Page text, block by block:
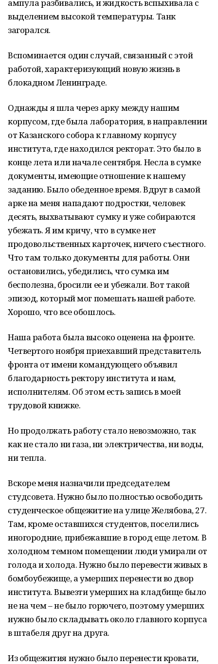
ампула разбивались, и жидкость вспыхивала с
выделением высокой температуры. Танк
загорался.
Вспоминается один случай, связанный с этой
работой, характеризующий новую жизнь в
блокадном Ленинграде.
Однажды я шла через арку между нашим
корпусом, где была лаборатория, в направлении
от Казанского собора к главному корпусу
института, где находился ректорат. Это было в
конце лета или начале сентября. Несла в сумке
документы, имеющие отношение к нашему
заданию. Было обеденное время. Вдруг в самой
арке на меня нападают подростки, человек
десять, выхватывают сумку и уже собираются
убежать. Я им кричу, что в сумке нет
продовольственных карточек, ничего съестного.
Что там только документы для работы. Они
остановились, убедились, что сумка им
бесполезна, бросили ее и убежали. Вот такой
эпизод, который мог помешать нашей работе.
Хорошо, что все обошлось.
Наша работа была высоко оценена на фронте.
Четвертого ноября приехавший представитель
фронта от имени командующего объявил
благодарность ректору института и нам,
исполнителям. Об этом есть запись в моей
трудовой книжке.
Но продолжать работу стало невозможно, так
как не стало ни газа, ни электричества, ни воды,
ни тепла.
Вскоре меня назначили председателем
студсовета. Нужно было полностью освободить
студенческое общежитие на улице Желябова, 27.
Там, кроме оставшихся студентов, поселились
иногородние, прибежавшие в город еще летом. В
холодном темном помещении люди умирали от
голода и холода. Нужно было перевести живых в
бомбоубежище, а умерших перенести во двор
института. Вывезти умерших на кладбище было
не на чем – не было горючего, поэтому умерших
нужно было складывать около главного корпуса
в штабеля друг на друга.
Из общежития нужно было перенести кровати,